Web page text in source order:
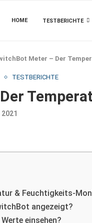
HOME TESTBERICHTE
Meter – Der
TESTBERICHTE
& Feuchtigkeits-
angezeigt?
einsehen?